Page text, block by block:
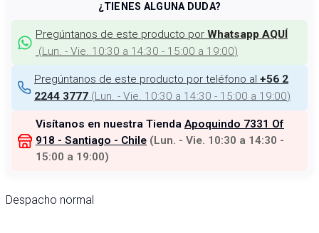
¿TIENES ALGUNA DUDA?
Pregúntanos de este producto por Whatsapp AQUÍ
(Lun. - Vie. 10:30 a 14:30 - 15:00 a 19:00)
Pregúntanos de este producto por teléfono al +56 2
2244 3777 (Lun. - Vie. 10:30 a 14:30 - 15:00 a 19:00)
Visítanos en nuestra Tienda Apoquindo 7331 Of
918 - Santiago - Chile (Lun. - Vie. 10:30 a 14:30 -
15:00 a 19:00)
Despacho normal